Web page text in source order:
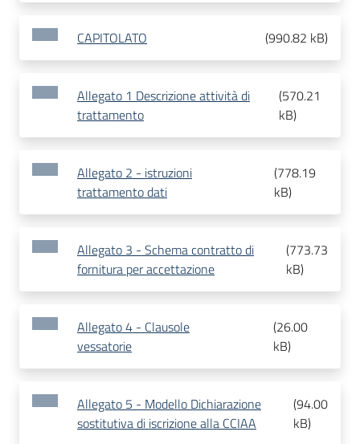
CAPITOLATO (990.82 kB)
Allegato 1 Descrizione attività di
trattamento
(570.21
kB)
Allegato 2 - istruzioni
trattamento dati
(778.19
kB)
Allegato 3 - Schema contratto di
fornitura per accettazione
(773.73
kB)
Allegato 4 - Clausole
vessatorie
(26.00
kB)
Allegato 5 - Modello Dichiarazione
sostitutiva di iscrizione alla CCIAA
(94.00
kB)